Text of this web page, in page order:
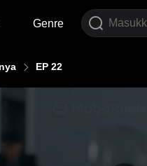
Genre
EP 22